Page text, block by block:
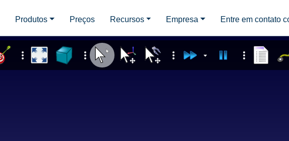
Produtos Preços Recursos Empresa Entre em contato